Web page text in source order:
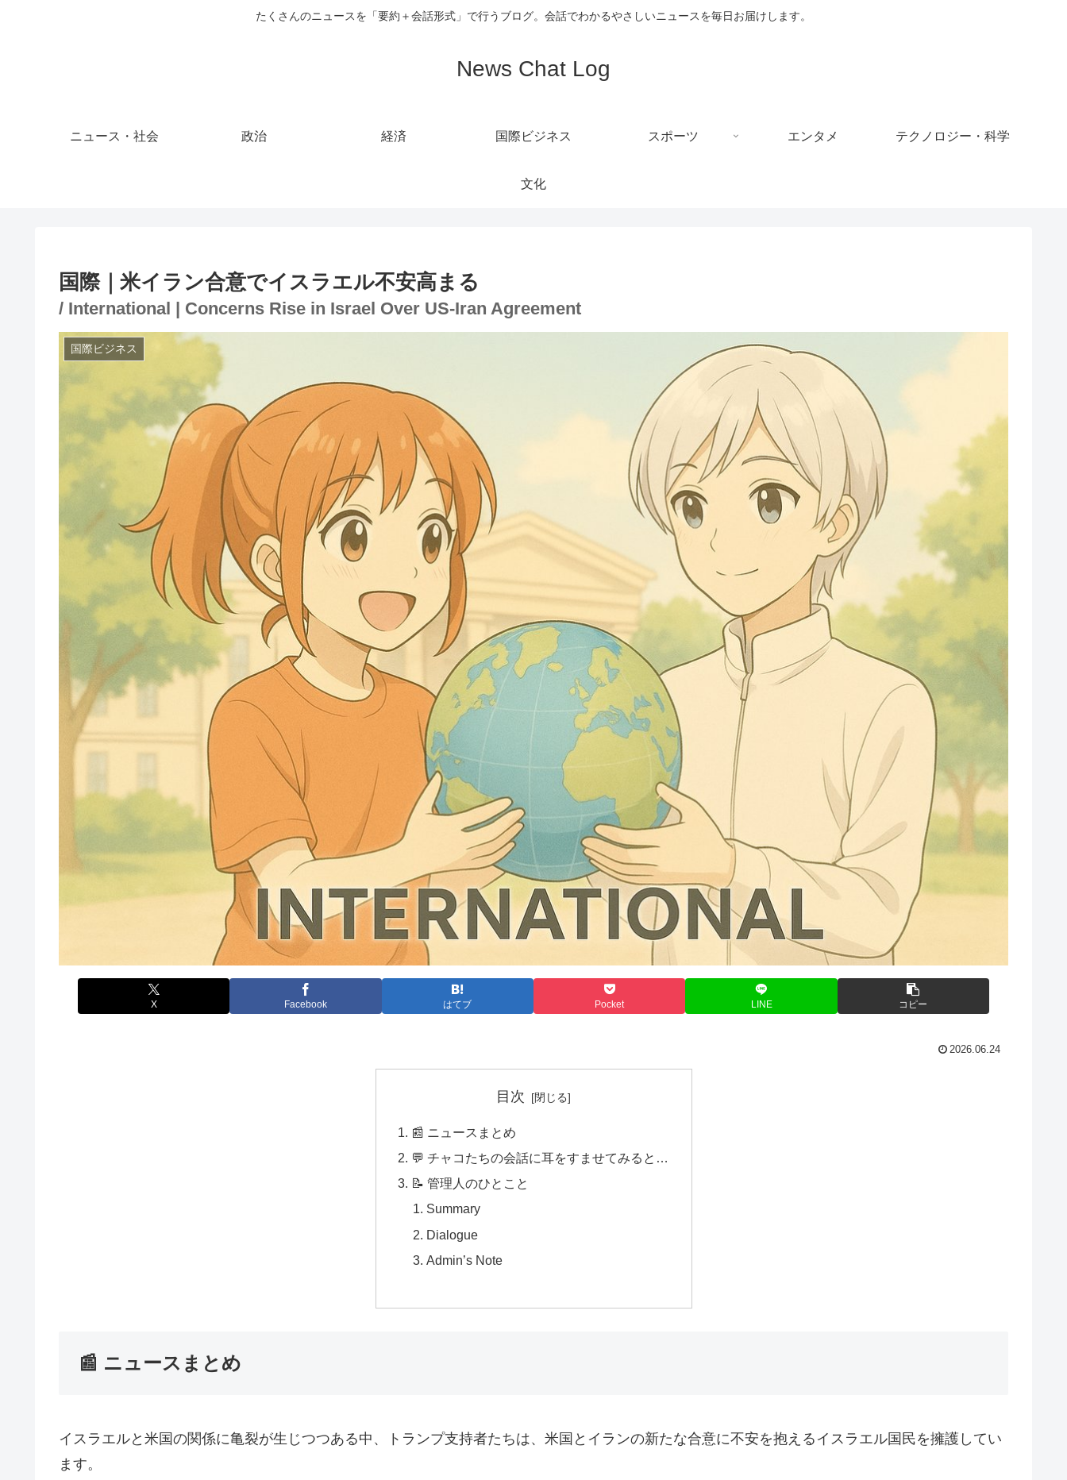
たくさんのニュースを「要約＋会話形式」で行うブログ。会話でわかるやさしいニュースを毎日お届けします。
News Chat Log
ニュース・社会 政治 経済 国際ビジネス スポーツ エンタメ テクノロジー・科学
文化
国際｜米イラン合意でイスラエル不安高まる
/ International | Concerns Rise in Israel Over US-Iran Agreement
国際ビジネス
X Facebook はてブ Pocket LINE コピー
2026.06.24
目次
📰 ニュースまとめ
💬 チャコたちの会話に耳をすませてみると…
📝 管理人のひとこと
Summary
Dialogue
Admin’s Note
📰 ニュースまとめ
イスラエルと米国の関係に亀裂が生じつつある中、トランプ支持者たちは、米国とイランの新たな合意に不安を抱えるイスラエル国民を擁護してい
ます。